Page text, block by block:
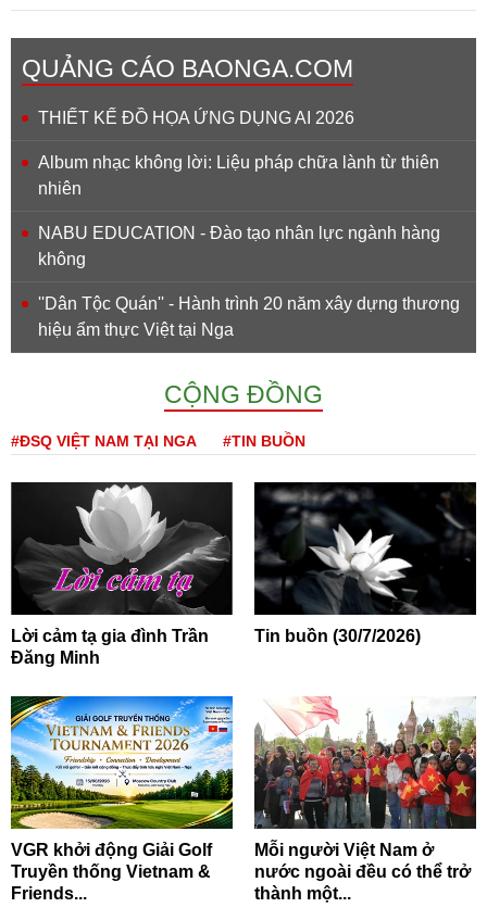
QUẢNG CÁO BAONGA.COM
THIẾT KẾ ĐỒ HỌA ỨNG DỤNG AI 2026
Album nhạc không lời: Liệu pháp chữa lành từ thiên
nhiên
NABU EDUCATION - Đào tạo nhân lực ngành hàng
không
''Dân Tộc Quán'' - Hành trình 20 năm xây dựng thương
hiệu ẩm thực Việt tại Nga
CỘNG ĐỒNG
#ĐSQ VIỆT NAM TẠI NGA #TIN BUỒN
Lời cảm tạ gia đình Trần
Đăng Minh
Tin buồn (30/7/2026)
VGR khởi động Giải Golf
Truyền thống Vietnam &
Friends...
Mỗi người Việt Nam ở
nước ngoài đều có thể trở
thành một...